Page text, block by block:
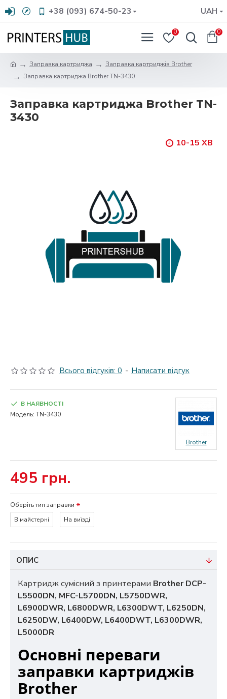
+38 (093) 674-50-23 UAH
0 0
Заправка картриджа
Заправка картриджів Brother
Заправка картриджа Brother TN-3430
Заправка картриджа Brother TN-
3430
10-15 ХВ
Всього відгуків: 0 - Написати відгук
495 грн.
В НАЯВНОСТІ
Модель: TN-3430
Brother
Оберіть тип заправки
В майстерні
На виїзді
ОПИС
Картридж сумісний з принтерами Brother DCP-
L5500DN, MFC-L5700DN, L5750DWR,
L6900DWR, L6800DWR, L6300DWT, L6250DN,
L6250DW, L6400DW, L6400DWT, L6300DWR,
L5000DR
Основні переваги
заправки картриджів
Brother